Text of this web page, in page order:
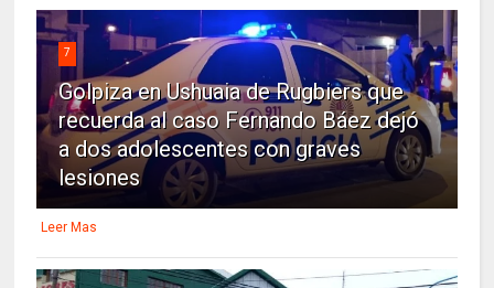
7
Golpiza en Ushuaia de Rugbiers que
recuerda al caso Fernando Báez dejó
a dos adolescentes con graves
lesiones
Leer Mas